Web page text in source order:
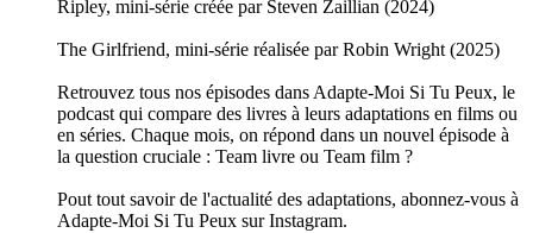
Ripley, mini-série créée par Steven Zaillian (2024)
The Girlfriend, mini-série réalisée par Robin Wright (2025)
Retrouvez tous nos épisodes dans Adapte-Moi Si Tu Peux, le
podcast qui compare des livres à leurs adaptations en films ou
en séries. Chaque mois, on répond dans un nouvel épisode à
la question cruciale : Team livre ou Team film ?
Pout tout savoir de l'actualité des adaptations, abonnez-vous à
Adapte-Moi Si Tu Peux sur Instagram.